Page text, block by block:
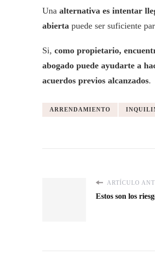
Una alternativa es intentar
abierta puede ser suficiente
Si, como propietario,
abogado puede ayudarte a
acuerdos previos alcanzados.
ARRENDAMIENTO
ARTÍCULO
Estos son los